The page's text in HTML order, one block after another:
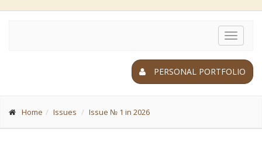
Toggle
PERSONAL PORTFOLIO
Home Issues Issue № 1 in 2026